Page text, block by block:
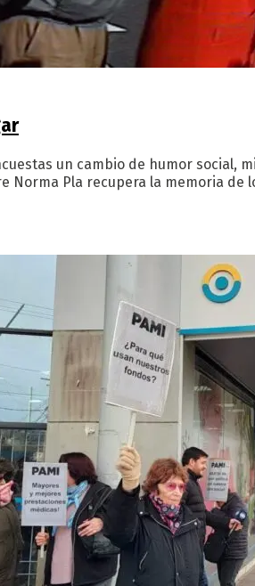
un cambio de humor social,
Norma Pla recupera la memoria